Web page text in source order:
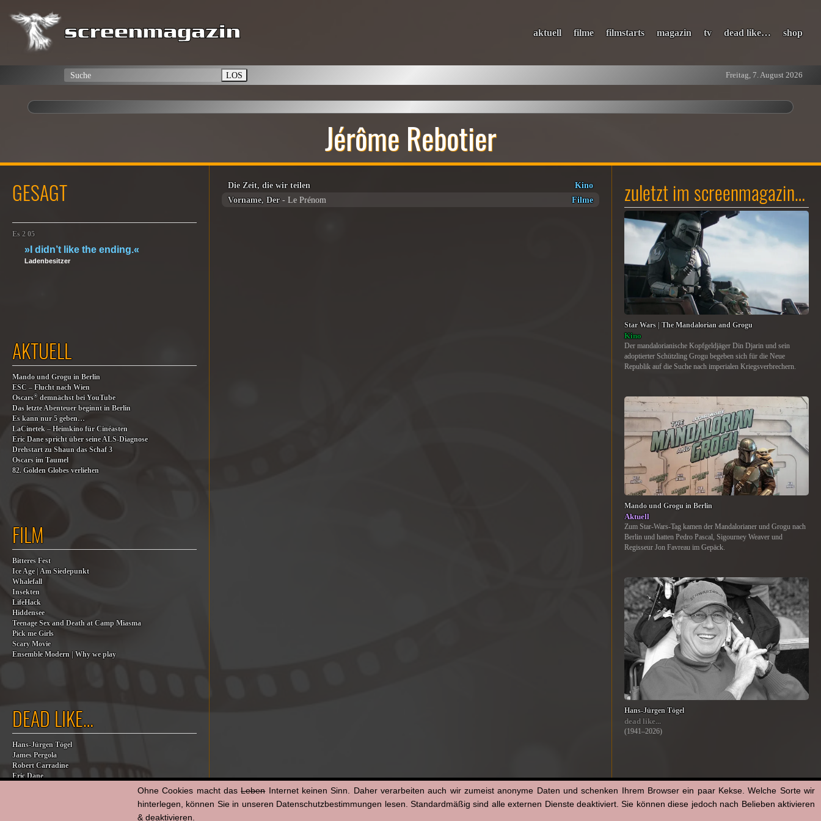
aktuell filme filmstarts magazin tv dead like… shop
LOS Freitag, 7. August 2026
Jérôme Rebotier
Die Zeit, die wir teilen
Kino
Vorname, Der- Le Prénom Filme
GESAGT
Es 2 05
»I didn’t like the ending.«
Ladenbesitzer
AKTUELL
Mando und Grogu in Berlin
ESC – Flucht nach Wien
Oscars® demnächst bei YouTube
Das letzte Abenteuer beginnt in Berlin
Es kann nur 5 geben…
LaCinetek – Heimkino für Cinéasten
Eric Dane spricht über seine ALS-Diagnose
Drehstart zu Shaun das Schaf 3
Oscars im Taumel
82. Golden Globes verliehen
FILM
Bitteres Fest
Ice Age | Am Siedepunkt
Whalefall
Insekten
LifeHack
Hiddensee
Teenage Sex and Death at Camp Miasma
Pick me Girls
Scary Movie
Ensemble Modern | Why we play
DEAD LIKE…
Hans-Jürgen Tögel
James Pergola
Robert Carradine
Eric Dane
zuletzt im screenmagazin…
Star Wars | The Mandalorian and Grogu
Kino
Der mandalorianische Kopfgeldjäger Din Djarin und sein
adoptierter Schützling Grogu begeben sich für die Neue
Republik auf die Suche nach imperialen Kriegsverbrechern.
Mando und Grogu in Berlin
Aktuell
Zum Star-Wars-Tag kamen der Mandalorianer und Grogu nach
Berlin und hatten Pedro Pascal, Sigourney Weaver und
Regisseur Jon Favreau im Gepäck.
Hans-Jürgen Tögel
dead like...
(1941–2026)
Ohne Cookies macht dasLebenInternet keinen Sinn. Daher verarbeiten auch wir zumeist anonyme Daten und schenken Ihrem Browser ein paar Kekse. Welche Sorte wir
hinterlegen, können Sie in unseren Datenschutzbestimmungen lesen. Standardmäßig sind alle externen Dienste deaktiviert. Sie können diese jedoch nach Belieben aktivieren
& deaktivieren.